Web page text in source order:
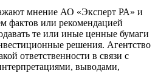
мнение АО «Эксперт РА» и
фактов или рекомендацией
те или иные ценные бумаги
решения. Агентство
ответственности в связи с
выводами,